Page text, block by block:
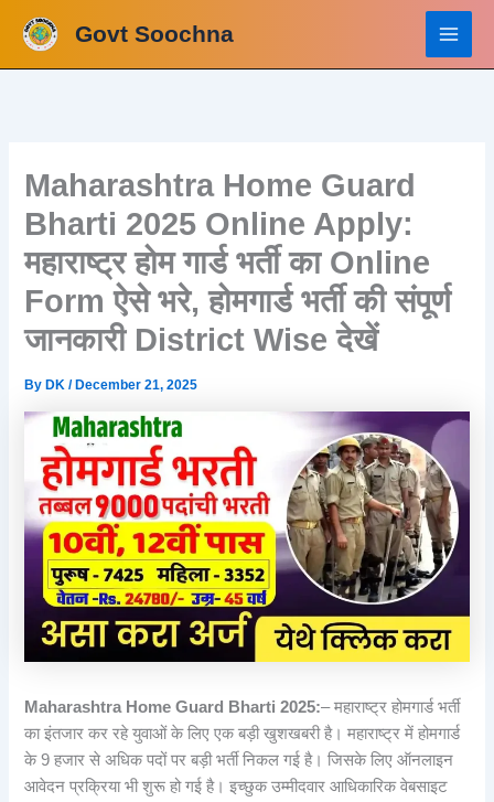
content
Govt Soochna
Maharashtra Home Guard
Bharti 2025 Online Apply:
महाराष्ट्र होम गार्ड भर्ती का Online
Form ऐसे भरे, होमगार्ड भर्ती की संपूर्ण
जानकारी District Wise देखें
By DK/ December 21, 2025
Maharashtra Home Guard Bharti 2025:– महाराष्ट्र होमगार्ड भर्ती
का इंतजार कर रहे युवाओं के लिए एक बड़ी खुशखबरी है। महाराष्ट्र में होमगार्ड
के 9 हजार से अधिक पदों पर बड़ी भर्ती निकल गई है। जिसके लिए ऑनलाइन
आवेदन प्रक्रिया भी शुरू हो गई है। इच्छुक उम्मीदवार आधिकारिक वेबसाइट